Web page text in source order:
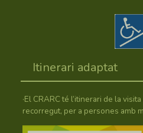
Itinerari adaptat
·El CRARC té l’itinerari de la
recorregut, per a persones amb